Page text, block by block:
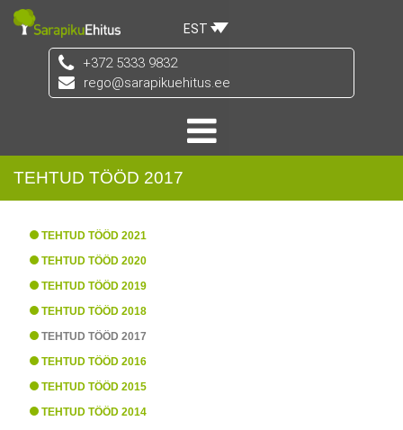
EST
+372 5333 9832
rego@sarapikuehitus.ee
TEHTUD TÖÖD 2017
TEHTUD TÖÖD 2021
TEHTUD TÖÖD 2020
TEHTUD TÖÖD 2019
TEHTUD TÖÖD 2018
TEHTUD TÖÖD 2017
TEHTUD TÖÖD 2016
TEHTUD TÖÖD 2015
TEHTUD TÖÖD 2014